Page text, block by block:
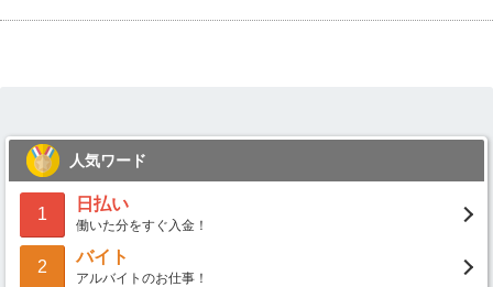
人気ワード
1
日払い
働いた分をすぐ入金！
2
バイト
アルバイトのお仕事！